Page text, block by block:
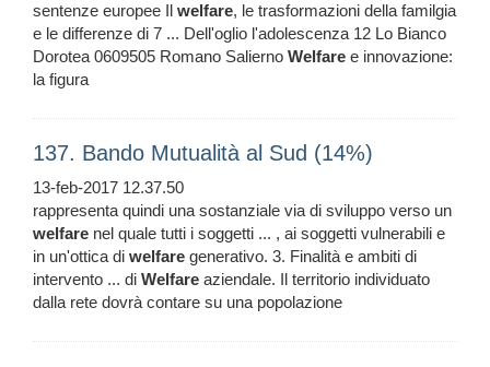
sentenze europee Il welfare, le trasformazioni della familgia
e le differenze di 7 ... Dell'oglio l'adolescenza 12 Lo Bianco
Dorotea 0609505 Romano Salierno Welfare e innovazione:
la figura
137. Bando Mutualità al Sud (14%)
13-feb-2017 12.37.50
rappresenta quindi una sostanziale via di sviluppo verso un
welfare nel quale tutti i soggetti ... , ai soggetti vulnerabili e
in un'ottica di welfare generativo. 3. Finalità e ambiti di
intervento ... di Welfare aziendale. Il territorio individuato
dalla rete dovrà contare su una popolazione